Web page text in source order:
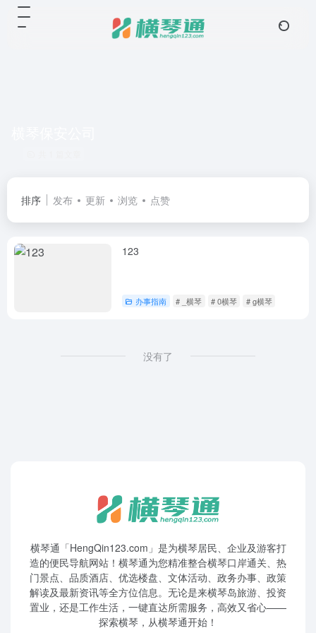
排序 发布 更新 浏览 点赞
123
办事指南 # _横琴 # 0横琴 # g横琴
没有了
横琴通「HengQin123.com」是为横琴居民、企业及游客打
造的便民导航网站！横琴通为您精准整合横琴口岸通关、热
门景点、品质酒店、优选楼盘、文体活动、政务办事、政策
解读及最新资讯等全方位信息。无论是来横琴岛旅游、投资
置业，还是工作生活，一键直达所需服务，高效又省心——
探索横琴，从横琴通开始！